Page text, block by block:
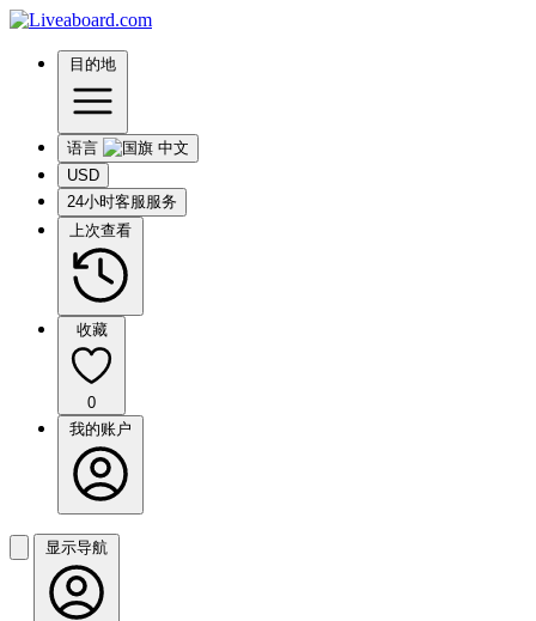
目的地
语言
USD
24小时客服服务
上次查看
收藏
0
我的账户
显示导航